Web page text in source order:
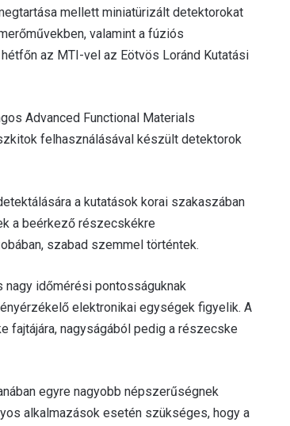
mellett miniatürizált detektorokat
valamint a fúziós
az MTI-vel az Eötvös Loránd Kutatási
Advanced Functional Materials
felhasználásával készült detektorok
a kutatások korai szakaszában
a beérkező részecskékre
szabad szemmel történtek.
nagy időmérési pontosságuknak
elektronikai egységek figyelik. A
fajtájára, nagyságából pedig a részecske
egyre nagyobb népszerűségnek
alkalmazások esetén szükséges, hogy a